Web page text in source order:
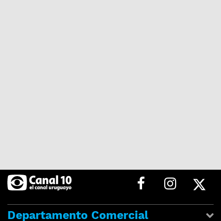
Departamento Comercial